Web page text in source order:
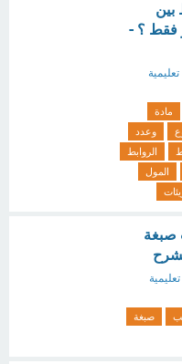
بين
فقط ؟ -
تعليمية
مادة
وعدد
الروابط
المول
صبغة
صبغة